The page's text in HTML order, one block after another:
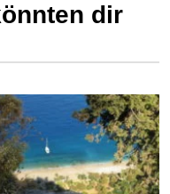
dir